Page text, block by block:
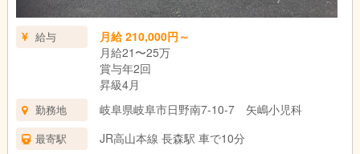
給与
月給 210,000円～
月給21〜25万
賞与年2回
昇級4月
勤務地 岐阜県岐阜市日野南7-10-7 矢嶋小児科
最寄駅 JR高山本線 長森駅 車で10分